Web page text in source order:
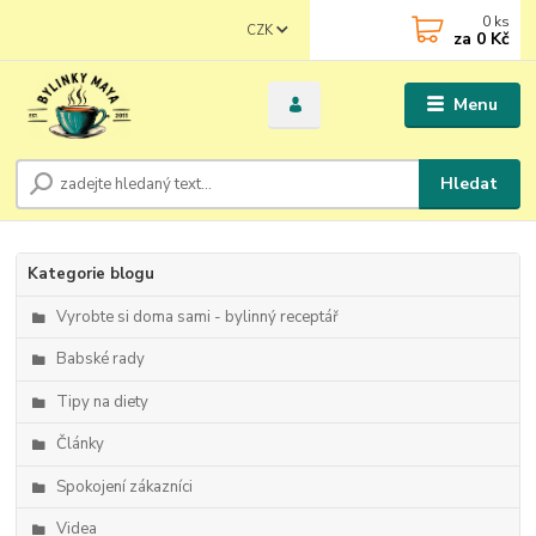
Menu
CZK
Hledat
0 ks
za 0 Kč
Kategorie blogu
Vyrobte si doma sami - bylinný receptář
Babské rady
Tipy na diety
Články
Spokojení zákazníci
Videa